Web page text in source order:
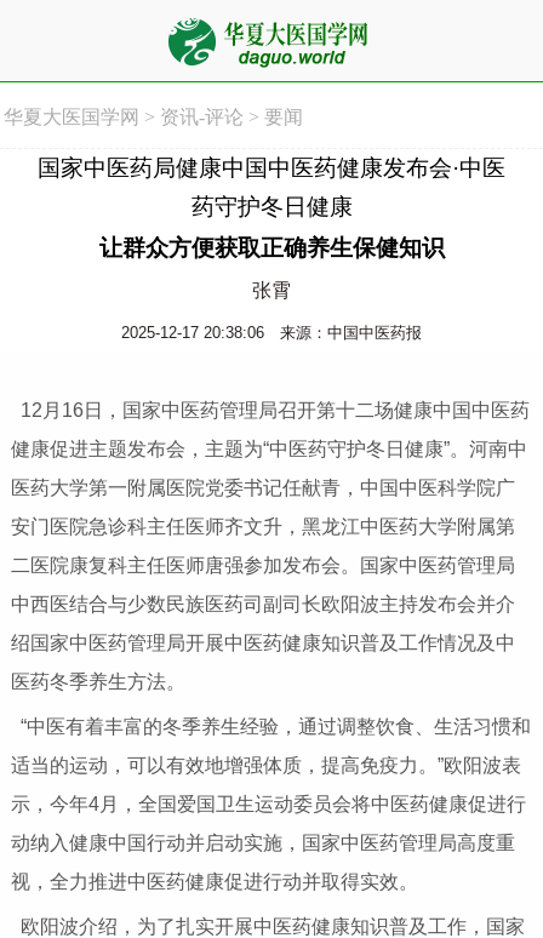
华夏大医国学网 > 资讯-评论 > 要闻
国家中医药局健康中国中医药健康发布会·中医
药守护冬日健康
让群众方便获取正确养生保健知识
张霄
2025-12-17 20:38:06 来源：中国中医药报
12月16日，国家中医药管理局召开第十二场健康中国中医药
健康促进主题发布会，主题为“中医药守护冬日健康”。河南中
医药大学第一附属医院党委书记任献青，中国中医科学院广
安门医院急诊科主任医师齐文升，黑龙江中医药大学附属第
二医院康复科主任医师唐强参加发布会。国家中医药管理局
中西医结合与少数民族医药司副司长欧阳波主持发布会并介
绍国家中医药管理局开展中医药健康知识普及工作情况及中
医药冬季养生方法。
“中医有着丰富的冬季养生经验，通过调整饮食、生活习惯和
适当的运动，可以有效地增强体质，提高免疫力。”欧阳波表
示，今年4月，全国爱国卫生运动委员会将中医药健康促进行
动纳入健康中国行动并启动实施，国家中医药管理局高度重
视，全力推进中医药健康促进行动并取得实效。
欧阳波介绍，为了扎实开展中医药健康知识普及工作，国家